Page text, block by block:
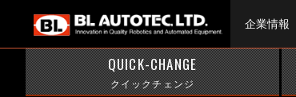
企業情報
QUICK-CHANGE
クイックチェンジ